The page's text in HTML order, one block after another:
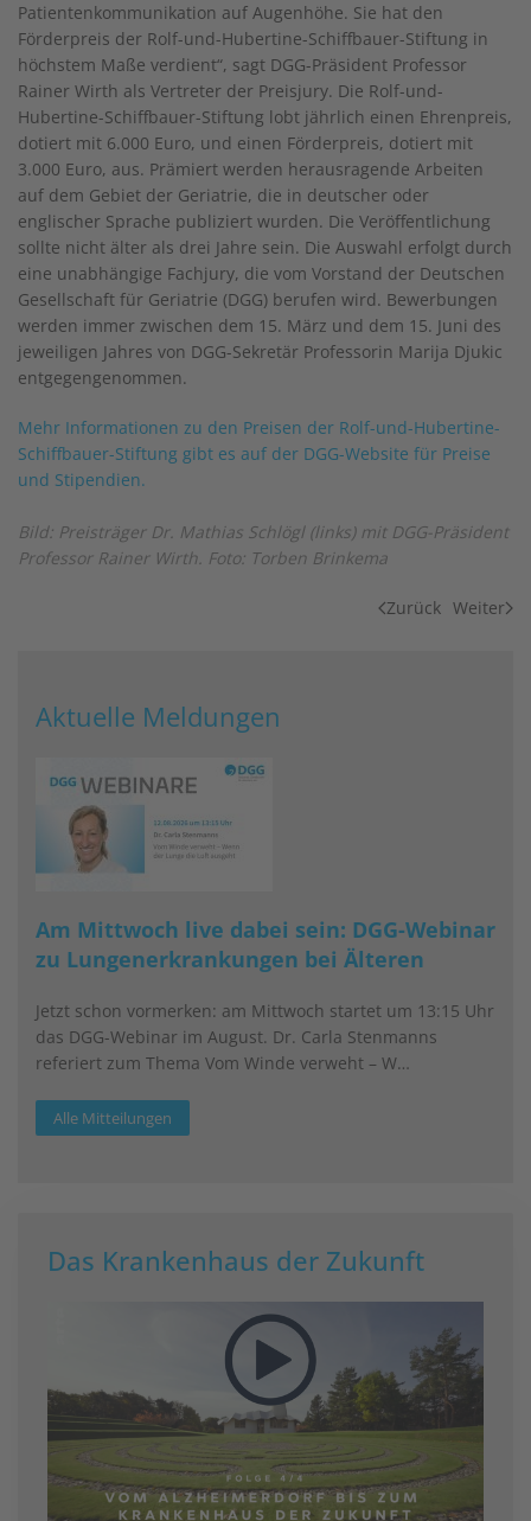
Patientenkommunikation auf Augenhöhe. Sie hat den
Förderpreis der Rolf-und-Hubertine-Schiffbauer-Stiftung in
höchstem Maße verdient“, sagt DGG-Präsident Professor
Rainer Wirth als Vertreter der Preisjury. Die Rolf-und-
Hubertine-Schiffbauer-Stiftung lobt jährlich einen Ehrenpreis,
dotiert mit 6.000 Euro, und einen Förderpreis, dotiert mit
3.000 Euro, aus. Prämiert werden herausragende Arbeiten
auf dem Gebiet der Geriatrie, die in deutscher oder
englischer Sprache publiziert wurden. Die Veröffentlichung
sollte nicht älter als drei Jahre sein. Die Auswahl erfolgt durch
eine unabhängige Fachjury, die vom Vorstand der Deutschen
Gesellschaft für Geriatrie (DGG) berufen wird. Bewerbungen
werden immer zwischen dem 15. März und dem 15. Juni des
jeweiligen Jahres von DGG-Sekretär Professorin Marija Djukic
entgegengenommen.
Mehr Informationen zu den Preisen der Rolf-und-Hubertine-
Schiffbauer-Stiftung gibt es auf der DGG-Website für Preise
und Stipendien.
Bild: Preisträger Dr. Mathias Schlögl (links) mit DGG-Präsident
Professor Rainer Wirth. Foto: Torben Brinkema
Zurück Weiter
Aktuelle Meldungen
Am Mittwoch live dabei sein: DGG-Webinar
zu Lungenerkrankungen bei Älteren
Jetzt schon vormerken: am Mittwoch startet um 13:15 Uhr
das DGG-Webinar im August. Dr. Carla Stenmanns
referiert zum Thema Vom Winde verweht – W…
Alle Mitteilungen
Das Krankenhaus der Zukunft